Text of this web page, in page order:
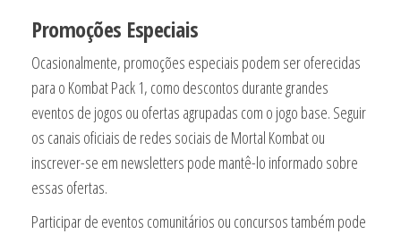
Promoções Especiais
Ocasionalmente, promoções especiais podem ser oferecidas
para o Kombat Pack 1, como descontos durante grandes
eventos de jogos ou ofertas agrupadas com o jogo base. Seguir
os canais oficiais de redes sociais de Mortal Kombat ou
inscrever-se em newsletters pode mantê-lo informado sobre
essas ofertas.
Participar de eventos comunitários ou concursos também pode